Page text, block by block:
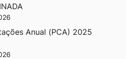
Anual (PCA) 2025